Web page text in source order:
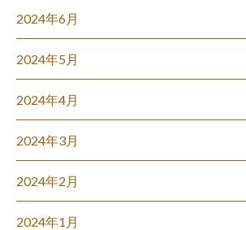
2024年6月
2024年5月
2024年4月
2024年3月
2024年2月
2024年1月